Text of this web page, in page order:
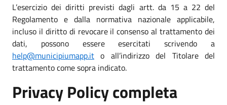
L’esercizio dei diritti previsti dagli artt. da 15 a 22 del
Regolamento e dalla normativa nazionale applicabile,
incluso il diritto di revocare il consenso al trattamento dei
dati, possono essere esercitati scrivendo a
help@municipiumapp.it o all’indirizzo del Titolare del
trattamento come sopra indicato.
Privacy Policy completa